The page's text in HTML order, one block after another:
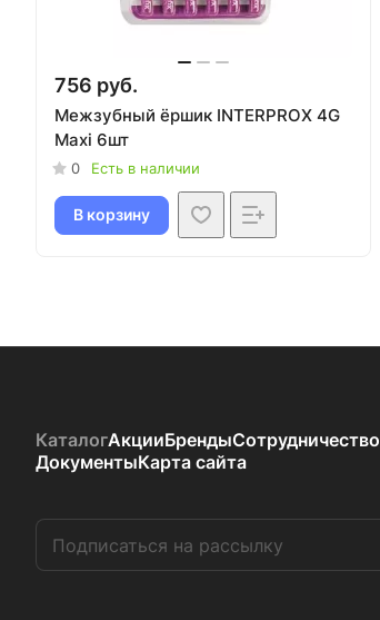
756 руб.
Межзубный ёршик INTERPROX 4G
Maxi 6шт
0 Есть в наличии
В корзину
КаталогАкцииБрендыСотрудничество
ДокументыКарта сайта